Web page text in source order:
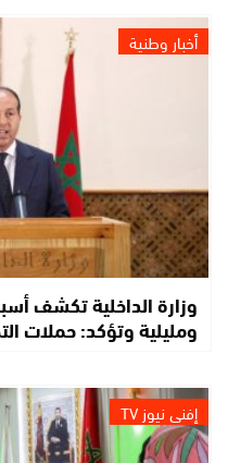
أخبار وطنية
وزارة الداخلية تكشف
ومليلية وتؤكد: حملات
إفني نيوز TV